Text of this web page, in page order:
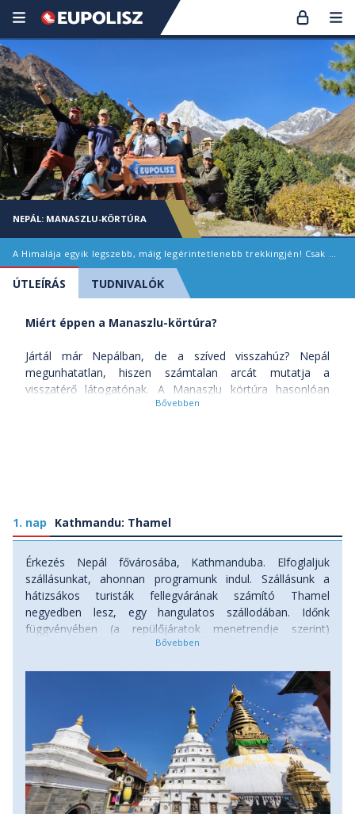
NEPÁL: MANASZLU-KÖRTÚRA
A Himalája egyik legszebb, máig legérintetlenebb trekkingjén! Csak Nepál megszállottaknak! :)
ÚTLEÍRÁS TUDNIVALÓK
Miért éppen a Manaszlu-körtúra?
Jártál már Nepálban, de a szíved visszahúz? Nepál
megunhatatlan, hiszen számtalan arcát mutatja a
visszatérő látogatónak. A Manaszlu körtúra hasonlóan
látványos, mint az Annapurna kör, mégis egyedi élményt
bhote etnikai csoporthoz tartoznak, és sok tibetivel is
találkozunk, mivel útvonalunk a tibeti határ közvetlen
közelében halad el. A helyiek vendégszeretete végigkisér
minket csakúgy, mint az út menti szentélyek, kolostorok és
mani-falak. A trekking előtt pedig belemerülünk a
Kathmandu-völgy kulturális látnivalóiba is, akár azért, hogy
emlékeinket felelevenítsük, vagy azért, hogy első
benyomásainkat megszerezzük. Fantasztikus panoráma,
hanem zarándoklat a Himalája gerincei mentén, amelyet
az 5106 méter magas Larkya-hágón való átkelés koronáz
AzEverest trekking Annapurna túrákkalellentétben a
Manaszlu körtúra Nepál turisztikailag kevésbé érintett
részein halad, kevésbé kiépített, nehezebb terepen,
egyszerűbb viszonyok között. Az ösvény több szakasza
kőomlás és földcsuszamlás miatt kitett, meredek szakadék
1. nap Kathmandu: Thamel
Érkezés Nepál fővárosába, Kathmanduba. Elfoglaljuk
szállásunkat, ahonnan programunk indul. Szállásunk a
hátizsákos turisták fellegvárának számító Thamel
negyedben lesz, egy hangulatos szállodában. Időnk
függvényében (a repülőjáratok menetrendje szerint)
programmegbeszélést tartunk, majd a nap zárásaként a
tartjuk meg ismerkedési estünket. Szállás: szálloda, ahol